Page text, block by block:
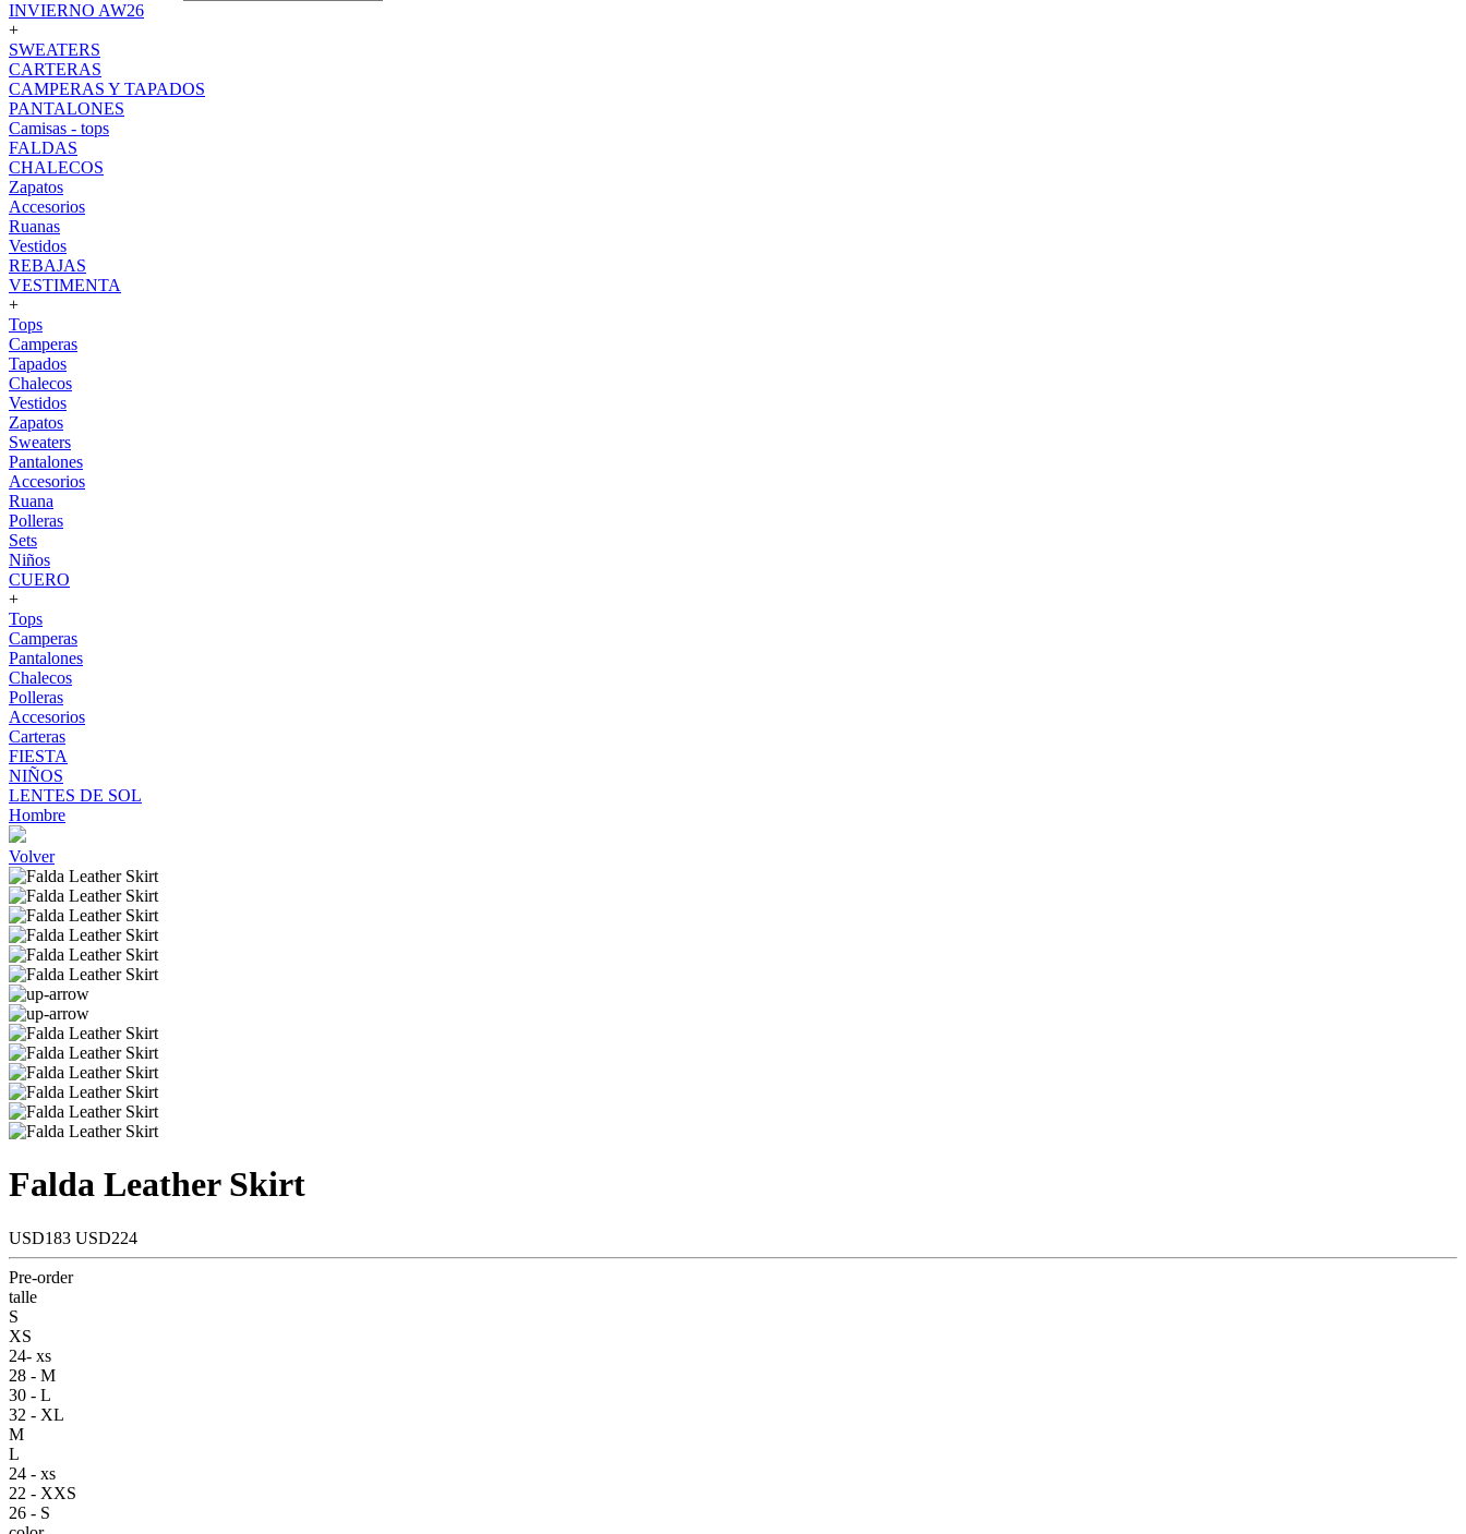
INVIERNO AW26
+
SWEATERS
CARTERAS
CAMPERAS Y TAPADOS
PANTALONES
Camisas - tops
FALDAS
CHALECOS
Zapatos
Accesorios
Ruanas
Vestidos
REBAJAS
VESTIMENTA
+
Tops
Camperas
Tapados
Chalecos
Vestidos
Zapatos
Sweaters
Pantalones
Accesorios
Ruana
Polleras
Sets
Niños
CUERO
+
Tops
Camperas
Pantalones
Chalecos
Polleras
Accesorios
Carteras
FIESTA
NIÑOS
LENTES DE SOL
Hombre
Volver
Falda Leather Skirt
USD183 USD224
Pre-order
talle
S
XS
24- xs
28 - M
30 - L
32 - XL
M
L
24 - xs
22 - XXS
26 - S